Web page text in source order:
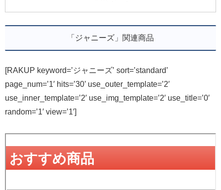
「ジャニーズ」関連商品
[RAKUP keyword=’ジャニーズ’ sort=’standard’
page_num=’1′ hits=’30’ use_outer_template=’2′
use_inner_template=’2′ use_img_template=’2′ use_title=’0′
random=’1′ view=’1′]